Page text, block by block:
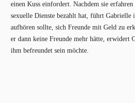
einen Kuss einfordert. Nachdem sie
sexuelle Dienste bezahlt hat, führt Gabrielle
aufhören sollte, sich Freunde mit Geld zu
er dann keine Freunde mehr hätte, erwidert
ihm befreundet sein möchte.